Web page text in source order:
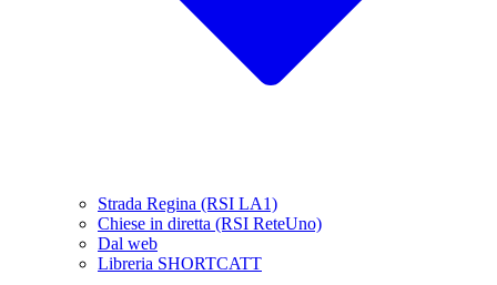
Strada Regina (RSI LA1)
Chiese in diretta (RSI ReteUno)
Dal web
Libreria SHORTCATT